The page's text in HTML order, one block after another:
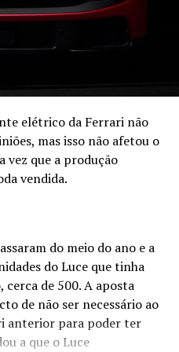
quando foi lançado.
Andorra, Marrocos, Itália e
Ibérica havendo a
serem fabricados em
elétrico da Ferrari não
mas isso não afetou o
vez que a produção
vendida.
do meio do ano e a
do Luce que tinha
de 500. A aposta
de não ser necessário ao
anterior para poder ter
a que o Luce